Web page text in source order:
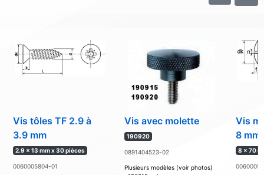
Vis tôles TF 2.9 à
3.9 mm
2.9 x 13 mm x 30 pièces
0060005804-01
Vis avec molette
190920
0891404523-02
Plusieurs modèles (voir photos)
Vis
8 mm
8 x 70